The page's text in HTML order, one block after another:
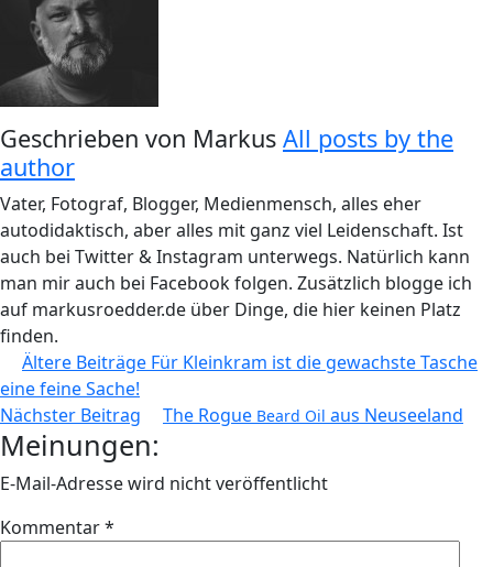
Geschrieben von Markus All posts by the
author
Vater, Fotograf, Blogger, Medienmensch, alles eher
autodidaktisch, aber alles mit ganz viel Leidenschaft. Ist
auch bei Twitter & Instagram unterwegs. Natürlich kann
man mir auch bei Facebook folgen. Zusätzlich blogge ich
auf markusroedder.de über Dinge, die hier keinen Platz
finden.
Beitragsnavigation
Ältere Beiträge Für Kleinkram ist die gewachste Tasche
eine feine Sache!
Nächster Beitrag
The Rogue Beard Oil aus Neuseeland
Meinungen:
E-Mail-Adresse wird nicht veröffentlicht
Kommentar*